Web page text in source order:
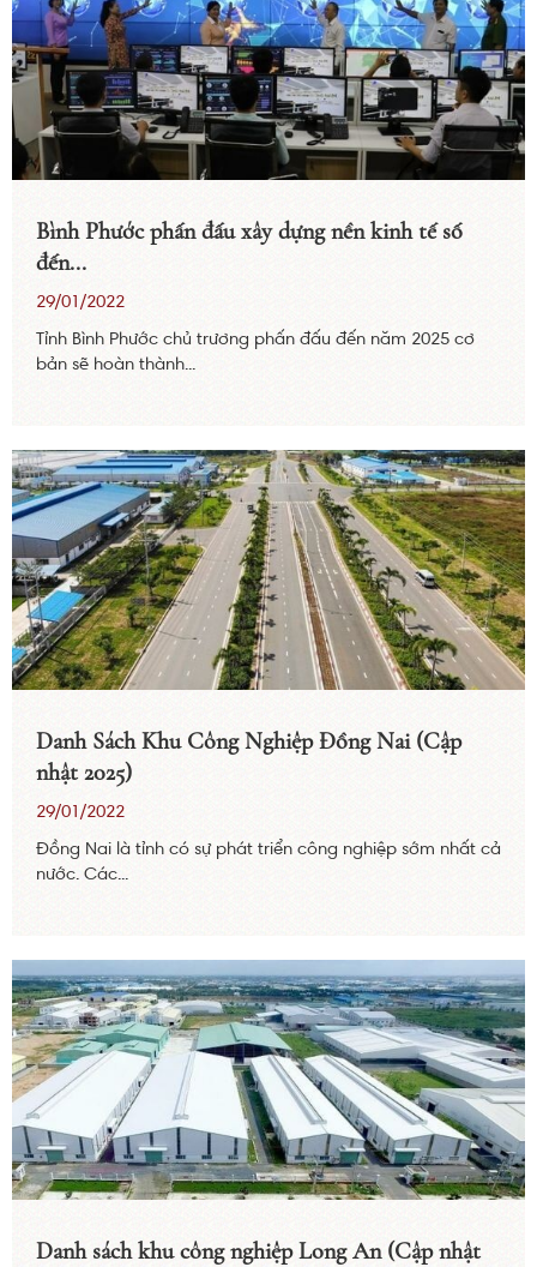
Bình Phước phấn đấu xây dựng nền kinh tế số
đến...
29/01/2022
Tỉnh Bình Phước chủ trương phấn đấu đến năm 2025 cơ
bản sẽ hoàn thành...
Danh Sách Khu Công Nghiệp Đồng Nai (Cập
nhật 2025)
29/01/2022
Đồng Nai là tỉnh có sự phát triển công nghiệp sớm nhất cả
nước. Các...
Danh sách khu công nghiệp Long An (Cập nhật